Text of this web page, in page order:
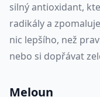
silný antioxidant,
radikály a
nic lepšího, než
nebo si dopřávat
Meloun